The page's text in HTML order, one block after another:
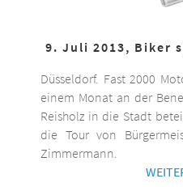
9. Juli 2013, Biker
Düsseldorf. Fast 2000
einem Monat an der
Reisholz in die Stadt
die Tour von
Zimmermann.